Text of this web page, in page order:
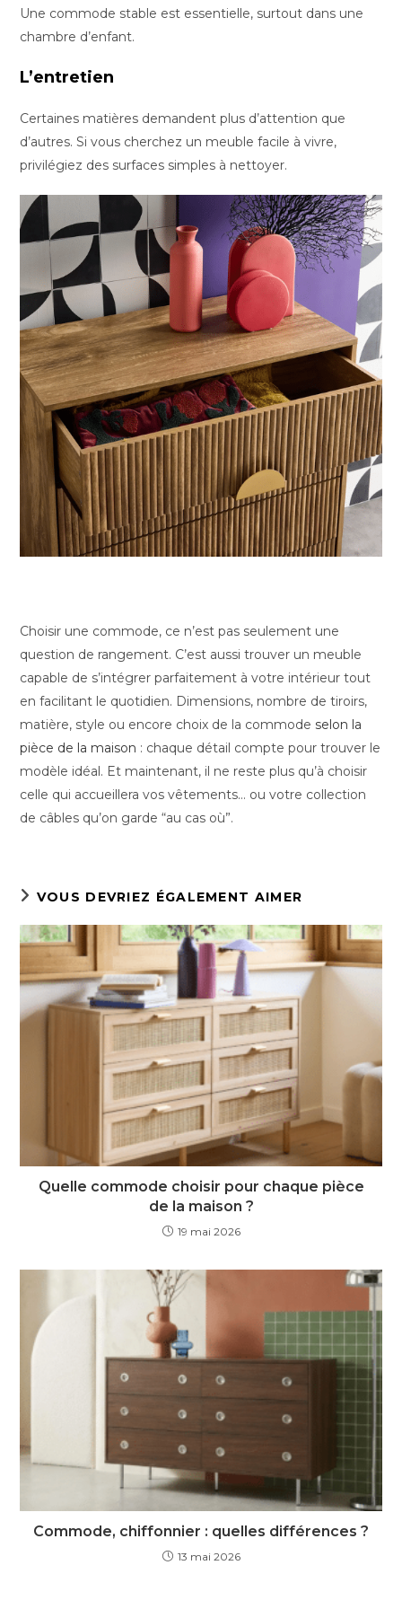
Une commode stable est essentielle, surtout dans une
chambre d’enfant.
L’entretien
Certaines matières demandent plus d’attention que
d’autres. Si vous cherchez un meuble facile à vivre,
privilégiez des surfaces simples à nettoyer.
Choisir une commode, ce n’est pas seulement une
question de rangement. C’est aussi trouver un meuble
capable de s’intégrer parfaitement à votre intérieur tout
en facilitant le quotidien. Dimensions, nombre de tiroirs,
matière, style ou encore choix de la commode selon la
pièce de la maison : chaque détail compte pour trouver le
modèle idéal. Et maintenant, il ne reste plus qu’à choisir
celle qui accueillera vos vêtements… ou votre collection
de câbles qu’on garde “au cas où”.
VOUS DEVRIEZ ÉGALEMENT AIMER
Quelle commode choisir pour chaque pièce
de la maison ?
19 mai 2026
Commode, chiffonnier : quelles différences ?
13 mai 2026